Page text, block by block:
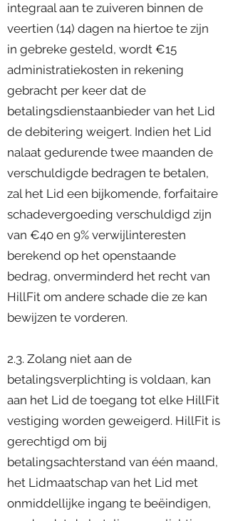
integraal aan te zuiveren binnen de
veertien (14) dagen na hiertoe te zijn
in gebreke gesteld, wordt €15
administratiekosten in rekening
gebracht per keer dat de
betalingsdienstaanbieder van het Lid
de debitering weigert. Indien het Lid
nalaat gedurende twee maanden de
verschuldigde bedragen te betalen,
zal het Lid een bijkomende, forfaitaire
schadevergoeding verschuldigd zijn
van €40 en 9% verwijlinteresten
berekend op het openstaande
bedrag, onverminderd het recht van
HillFit om andere schade die ze kan
bewijzen te vorderen.
2.3. Zolang niet aan de
betalingsverplichting is voldaan, kan
aan het Lid de toegang tot elke HillFit
vestiging worden geweigerd. HillFit is
gerechtigd om bij
betalingsachterstand van één maand,
het Lidmaatschap van het Lid met
onmiddellijke ingang te beëindigen,